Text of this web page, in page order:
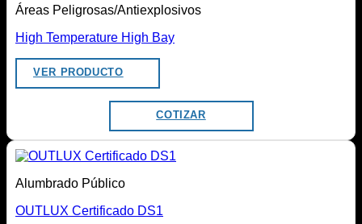
Áreas Peligrosas/Antiexplosivos
High Temperature High Bay
VER PRODUCTO
COTIZAR
Alumbrado Público
OUTLUX Certificado DS1